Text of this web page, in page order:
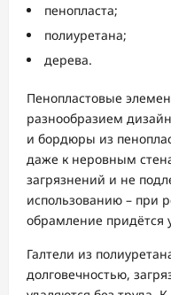
пенопласта;
полиуретана;
дерева.
Пенопластовые
разнообразием
и бордюры из
даже к неровным
загрязнений и не
использованию – при
обрамление придётся
Галтели из
долговечностью,